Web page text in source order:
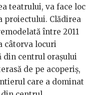
teatrului, va face loc
proiectului. Clădirea
între 2011
câtorva locuri
din centrul orașului
de pe acoperiș,
care a dominat